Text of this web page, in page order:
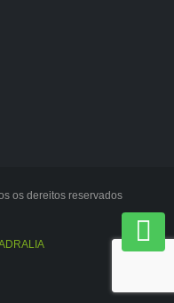
os dereitos reservados